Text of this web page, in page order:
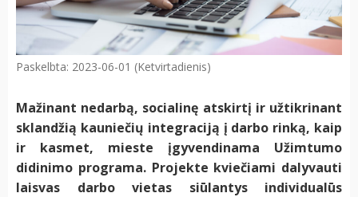
Paskelbta: 2023-06-01 (Ketvirtadienis)
Mažinant nedarbą, socialinę atskirtį ir užtikrinant
sklandžią kauniečių integraciją į darbo rinką, kaip
ir kasmet, mieste įgyvendinama Užimtumo
didinimo programa. Projekte kviečiami dalyvauti
laisvas darbo vietas siūlantys individualūs